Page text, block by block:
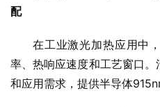
配
在工业激光加热应用中
率、热响应速度和工艺窗口
和应用需求，提供半导体